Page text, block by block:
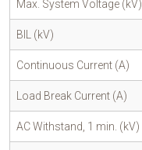
Max. System Voltage (kV)
BIL (kV)
Continuous Current (A)
Load Break Current (A)
AC Withstand, 1 min. (kV)